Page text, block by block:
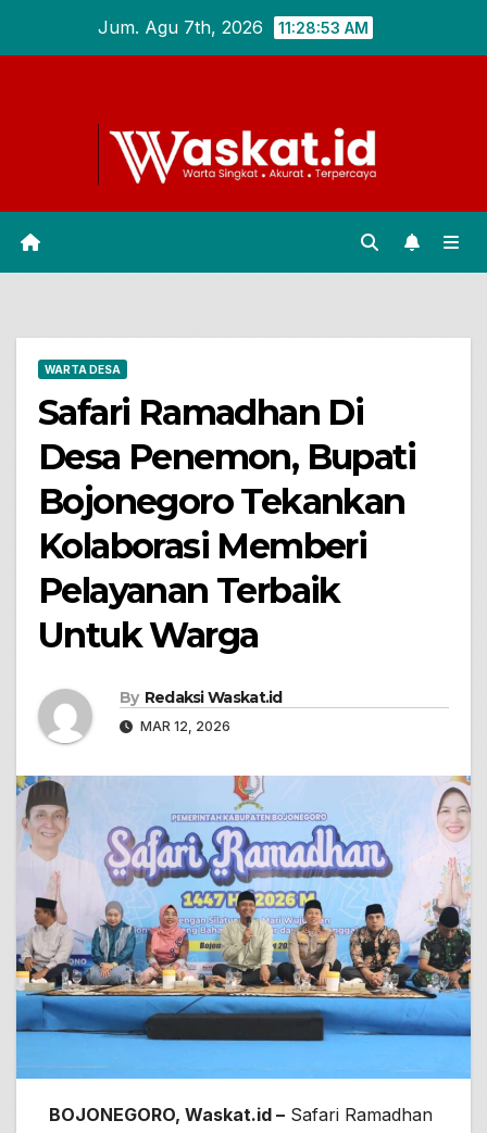
Jum. Agu 7th, 2026 11:28:54 AM
WARTA DESA
Safari Ramadhan Di
Desa Penemon, Bupati
Bojonegoro Tekankan
Kolaborasi Memberi
Pelayanan Terbaik
Untuk Warga
By Redaksi Waskat.id
MAR 12, 2026
BOJONEGORO, Waskat.id – Safari Ramadhan